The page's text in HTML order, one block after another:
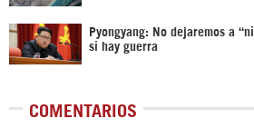
Pyongyang: No dejaremos a
si hay guerra
COMENTARIOS